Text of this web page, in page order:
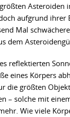
Asteroiden
aufgrund ihrer
Mal
dem
reflektierten
eines Körpers
die größten
– solche mit
Wie viele